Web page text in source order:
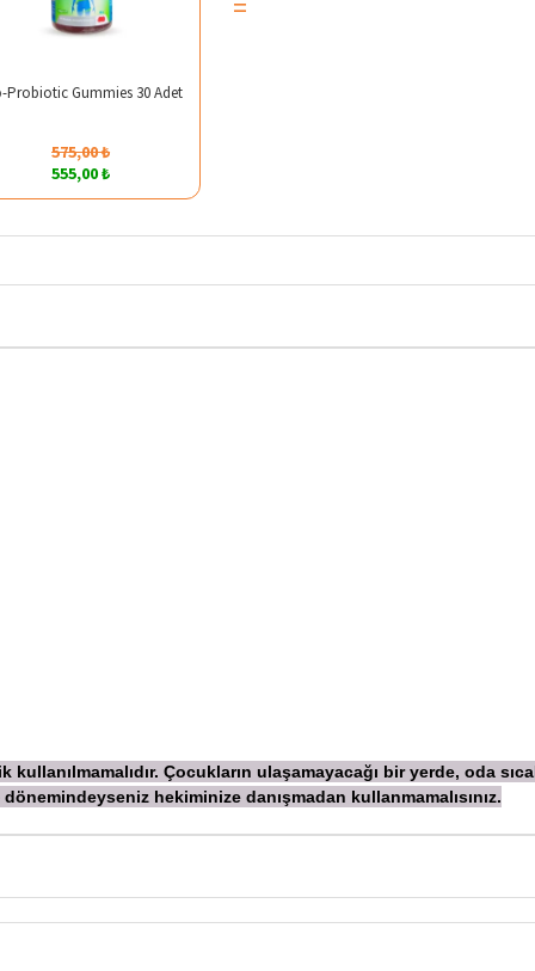
Probiotic Gummies 30 Adet
575,00 ₺
555,00 ₺
=
Çocukların ulaşamayacağı bir yerde, oda
hekiminize danışmadan kullanmamalısınız.